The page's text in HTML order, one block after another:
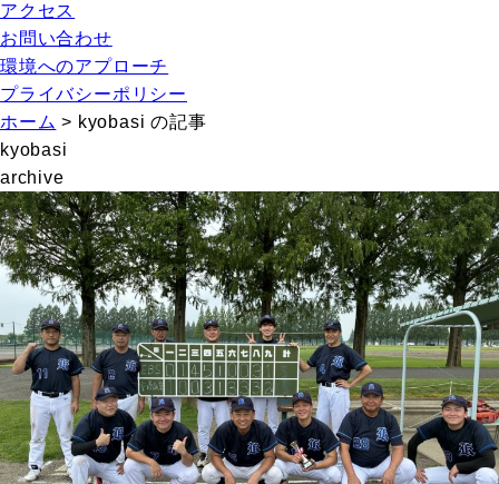
アクセス
お問い合わせ
環境へのアプローチ
プライバシーポリシー
ホーム > kyobasi の記事
kyobasi
archive